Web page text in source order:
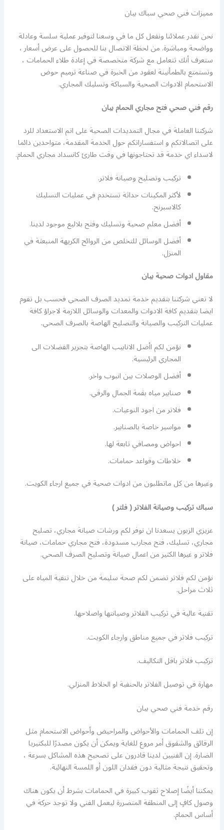
مميزات فني صحي سباك بيان
نحن نقدر عملائنا ونفعل كل ما في وسعنا لتوفير عملية سلسة وعادلة
وواضحة ومباشرة. من لحظة الاتصال بنا للحصول على عرض أسعار ،
ستعرف أنك تتعامل مع شركة متخصصة في إعادة طلاء الحمامات ،
وتستمتع بالطمأنينة لعقود من الخبرة في صناعة ترميم حوض
الاستحمام الادوات الصحية والسباكة وتسليك المجاري.
رقم فني صحي فتح مجاري الحمام بيان
شركتنا العاملة في مجال التمديدات الصحية على اتم الاستعداد للرد
على اتصالاتكم و استفساراتكم حول الخدمة المقدمة، متواحدين دائما
لاسداء اي خدمة قد تحتاجونها في وقت طارئ كانسداد مجاري الحمام.
تركيب وتصليح وصيانة فلاتر.
لأكثر المكينات حداثة تستخدم في عمليات التسليك
كالاسبرنح.
أفضل معلم صحية وتسليك وفتح بلاليع موجود لدينا.
أفضل الوسائل للتخلص من الروائح الكريهة المنبعثة في
المنزل.
مقاول ادوات صحية بيان
لا تعني شركتنا بتقديم خدمة تمديد الصرف الصحي فحسب بل تقوم
ايضا بتقديم كافة الادوات والمعدات والوسائل اللازمة لاجراؤ كافة
عمليات التركيب والصيانة والتصليح الهاصة بالصرف الصحي.
نؤمن لكم اأضل الانابيب الهاصة بتجرير الفضلات الى
المجاري الرئيسية.
أفضل الوصلات بين انبوب واخر.
صنابير مياه بقمة الجمال والرقي.
فلاتر من اجود النوعيات.
مواسير خاصة بالصنابير.
احواض ومصافي تابعة لها.
خلاطات وقواعد حمامات.
وغيرها من كل ماتطلبون من ادوات صحية في جميع ارجاء الكويت.
سباك تركيب وصيانة الفلاتر ( فلتر )
عزيزي الزبون يسعدنا ان نوفر لكم ورشات صيانة مجاري، تصليح
مجاري، تسليك، فتح مجارب مسدودة، فتح مجاري حمامات، صيانة
فلاتر و غيرها الكثير من اعمال صيانة وتصليح الصرف الصحي.
نؤمن لكم فلاتر تضمن لكم صحة سليمة من خلال تنقية المياه على
ثلاث مراحل.
تقنية عالية في تركيب الفلاتر وصيانتها واصلاحها.
تركيب فلاتر في جميع مناطق وارجاء الكويت.
تركيب فلاتر باقل التكاليف.
مهارة في توصيل الفلاتر بالحنفية او الخلاط المنزلي.
رقم خدمة فني صحي بيان
إن تلف الحمامات والأحواض والمراحيض وأحواض الاستحمام مثل
الرقائق والشقوق أمر مروع للغاية ويمكن أن يكون مصدرًا للبكتيريا
الضارة. إن الفنيين لدينا قادرون على تصحيح هذه المشاكل بسرعة ،
وتحقيق نتيجة مثالية دون فقدان اللون أو اللمسة النهائية.
يمكننا أيضًا إصلاح ثقوب كبيرة في الحمامات بشرط أن يكون هناك
وصول كافٍ إلى المنطقة المتضررة ليعمل الفني ولا توجد حركة في
أساس الحمام.